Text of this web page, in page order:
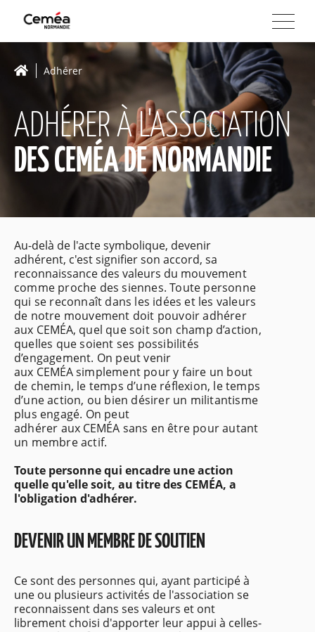
Adhérer
ADHÉRER À L'ASSOCIATION
DES CEMÉA DE NORMANDIE
Au-delà de l'acte symbolique, devenir
adhérent, c'est signifier son accord, sa
reconnaissance des valeurs du mouvement
comme proche des siennes. Toute personne
qui se reconnaît dans les idées et les valeurs
de notre mouvement doit pouvoir adhérer
aux CEMÉA, quel que soit son champ d’action,
quelles que soient ses possibilités
d’engagement. On peut venir
aux CEMÉAsimplement pour y faire un bout
de chemin, le temps d’une réflexion, le temps
d’une action, ou bien désirer un militantisme
plus engagé. On peut
adhérer aux CEMÉA sans en être pour autant
un membre actif.
Toute personne qui encadre une action
quelle qu'elle soit, au titre des CEMÉA, a
l'obligation d'adhérer.
DEVENIR UN MEMBRE DE SOUTIEN
Ce sont des personnes qui, ayant participé à
une ou plusieurs activités de l'association se
reconnaissent dans ses valeurs et ont
librement choisi d'apporter leur appui à celles-